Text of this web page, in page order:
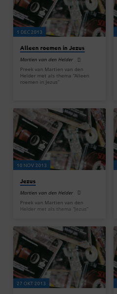
1 DEC 2013
Alleen roemen in Jezus
Martien van den Helder
Preek van Martien van den
Helder met als thema “Alleen
roemen in Jezus”
10 NOV 2013
Jezus
Martien van den Helder
Preek van Martien van den
Helder met als thema “Jezus”
27 OKT 2013